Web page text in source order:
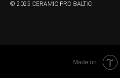
© 2025 CERAMIC PRO BALTIC
Made on